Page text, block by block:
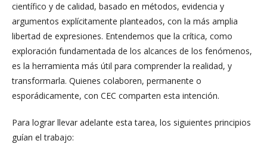
científico y de calidad, basado en métodos, evidencia y
argumentos explícitamente planteados, con la más amplia
libertad de expresiones. Entendemos que la crítica, como
exploración fundamentada de los alcances de los fenómenos,
es la herramienta más útil para comprender la realidad, y
transformarla. Quienes colaboren, permanente o
esporádicamente, con CEC comparten esta intención.
Para lograr llevar adelante esta tarea, los siguientes principios
guían el trabajo: